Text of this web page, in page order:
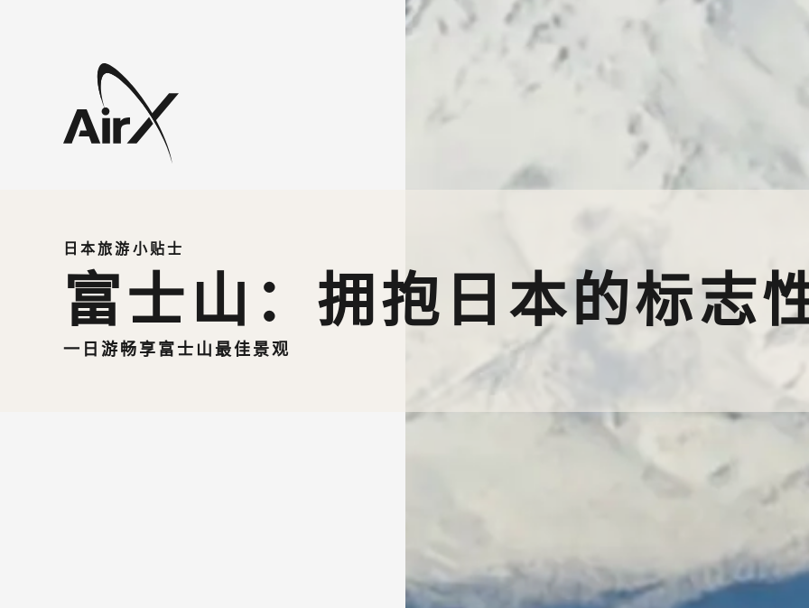
日本旅游小贴士
富士山：拥抱日本的标志
一日游畅享富士山最佳景观